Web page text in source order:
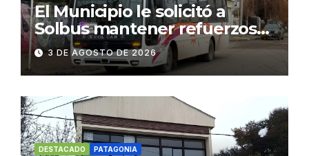
El Municipio le solicitó a
Solbus mantener refuerzos
escolares y servicios
habituales
3 DE AGOSTO DE 2026
DESTACADO PATAGONIA